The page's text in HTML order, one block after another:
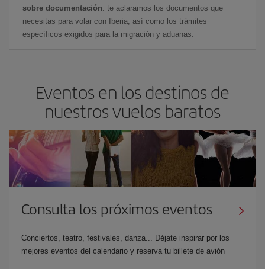
sobre documentación: te aclaramos los documentos que
necesitas para volar con Iberia, así como los trámites
específicos exigidos para la migración y aduanas.
Eventos en los destinos de
nuestros vuelos baratos
Consulta los próximos eventos
Conciertos, teatro, festivales, danza... Déjate inspirar por los
mejores eventos del calendario y reserva tu billete de avión